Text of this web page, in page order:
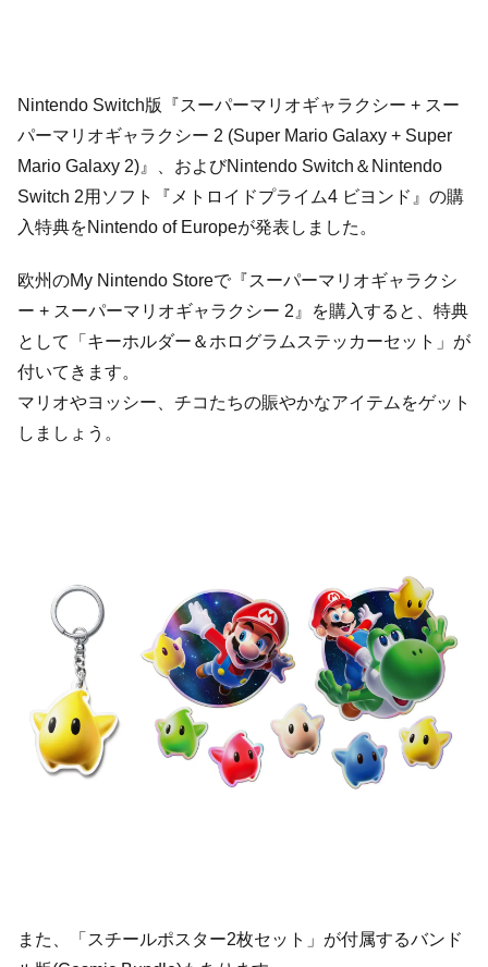
Nintendo Switch版『スーパーマリオギャラクシー + スー
パーマリオギャラクシー 2 (Super Mario Galaxy + Super
Mario Galaxy 2)』、およびNintendo Switch＆Nintendo
Switch 2用ソフト『メトロイドプライム4 ビヨンド』の購
入特典をNintendo of Europeが発表しました。
欧州のMy Nintendo Storeで『スーパーマリオギャラクシ
ー + スーパーマリオギャラクシー 2』を購入すると、特典
として「キーホルダー＆ホログラムステッカーセット」が
付いてきます。
マリオやヨッシー、チコたちの賑やかなアイテムをゲット
しましょう。
また、「スチールポスター2枚セット」が付属するバンド